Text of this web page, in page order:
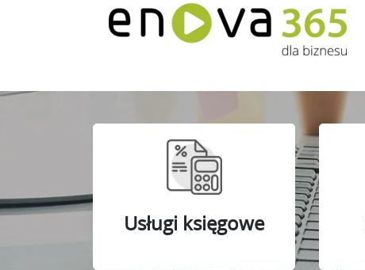
Usługi księgowe